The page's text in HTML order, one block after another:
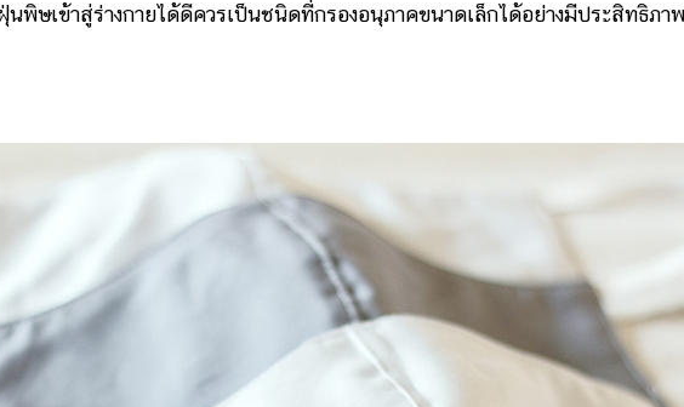
นพิษเข้าสู่ร่างกายได้ดีควรเป็นชนิดที่กรองอนุภาคขนาดเล็กได้อย่างมีประสิทธิภาพ